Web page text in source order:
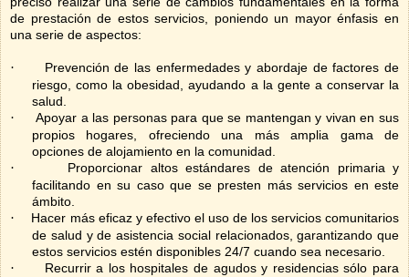
de prestación de estos servicios, poniendo un mayor énfasis en
una serie de aspectos:
·
Prevención de las enfermedades y abordaje de factores de
riesgo, como la obesidad, ayudando a la gente a conservar la
salud.
·
Apoyar a las personas para que se mantengan y vivan en sus
propios hogares, ofreciendo una más amplia gama de
opciones de alojamiento en la comunidad.
·
Proporcionar altos estándares de atención primaria y
facilitando en su caso que se presten más servicios en este
ámbito.
·
Hacer más eficaz y efectivo el uso de los servicios comunitarios
de salud y de asistencia social relacionados, garantizando que
estos servicios estén disponibles 24/7 cuando sea necesario.
·
Recurrir a los hospitales de agudos y residencias sólo para